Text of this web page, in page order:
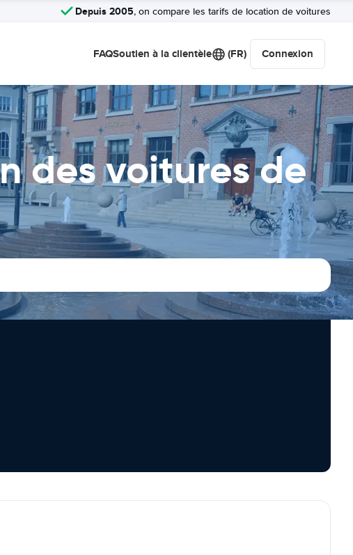
Depuis 2005, on compare les tarifs de location de voitures
FAQSoutien à la clientèle (FR) Connexion
des voitures de